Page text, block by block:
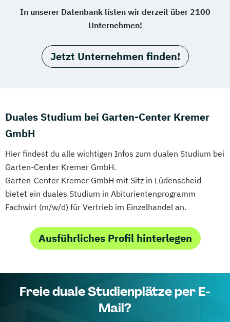
In unserer Datenbank listen wir derzeit über 2100
Unternehmen!
Jetzt Unternehmen finden!
Duales Studium bei Garten-Center Kremer
GmbH
Hier findest du alle wichtigen Infos zum dualen Studium bei
Garten-Center Kremer GmbH.
Garten-Center Kremer GmbH mit Sitz in Lüdenscheid
bietet ein duales Studium in Abiturientenprogramm
Fachwirt (m/w/d) für Vertrieb im Einzelhandel an.
Ausführliches Profil hinterlegen
Freie duale Studienplätze per E-
Mail?